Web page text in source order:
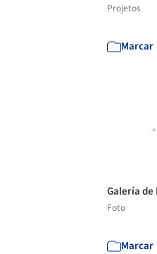
Projetos
Marcar
Galería de
Foto
Marcar